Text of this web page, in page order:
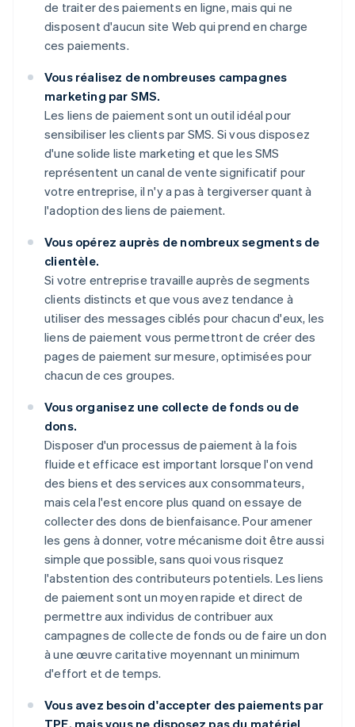
de traiter des paiements en ligne, mais qui ne
disposent d'aucun site Web qui prend en charge
ces paiements.
Vous réalisez de nombreuses campagnes
marketing par SMS.
Les liens de paiement sont un outil idéal pour
sensibiliser les clients par SMS. Si vous disposez
d'une solide liste marketing et que les SMS
représentent un canal de vente significatif pour
votre entreprise, il n'y a pas à tergiverser quant à
l'adoption des liens de paiement.
Vous opérez auprès de nombreux segments de
clientèle.
Si votre entreprise travaille auprès de segments
clients distincts et que vous avez tendance à
utiliser des messages ciblés pour chacun d'eux, les
liens de paiement vous permettront de créer des
pages de paiement sur mesure, optimisées pour
chacun de ces groupes.
Vous organisez une collecte de fonds ou de
dons.
Disposer d'un processus de paiement à la fois
fluide et efficace est important lorsque l'on vend
des biens et des services aux consommateurs,
mais cela l'est encore plus quand on essaye de
collecter des dons de bienfaisance. Pour amener
les gens à donner, votre mécanisme doit être aussi
simple que possible, sans quoi vous risquez
l'abstention des contributeurs potentiels. Les liens
de paiement sont un moyen rapide et direct de
permettre aux individus de contribuer aux
campagnes de collecte de fonds ou de faire un don
à une œuvre caritative moyennant un minimum
d'effort et de temps.
Vous avez besoin d'accepter des paiements par